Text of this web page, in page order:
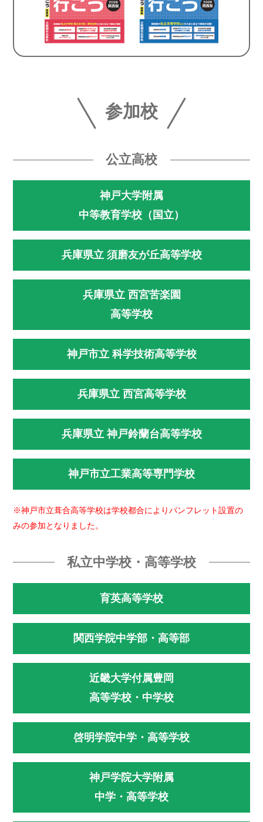
参加校
公立高校
神戸大学附属
中等教育学校（国立）
兵庫県立 須磨友が丘高等学校
兵庫県立 西宮苦楽園
高等学校
神戸市立 科学技術高等学校
兵庫県立 西宮高等学校
兵庫県立 神戸鈴蘭台高等学校
神戸市立工業高等専門学校
※神戸市立葺合高等学校は学校都合によりパンフレット設置の
みの参加となりました。
私立中学校・高等学校
育英高等学校
関西学院中学部・高等部
近畿大学付属豊岡
高等学校・中学校
啓明学院中学・高等学校
神戸学院大学附属
中学・高等学校